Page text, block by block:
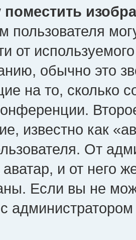
поместить
пользователя
от
обычно это
на то, сколько
известно как
От
и от него
Если вы не